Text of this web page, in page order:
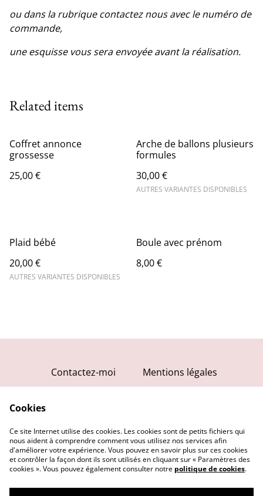
ou dans la rubrique contactez nous avec le numéro de
commande,
une esquisse vous sera envoyée avant la réalisation.
Related items
Coffret annonce
grossesse
25,00 €
Arche de ballons plusieurs
formules
30,00 €
AUTRES VARIANTES DISPONIBLES
Plaid bébé
20,00 €
AUTRES VARIANTES DISPONIBLES
Boule avec prénom
8,00 €
Contactez-moi Mentions légales
Politique de cookies
Cookies
Ce site Internet utilise des cookies. Les cookies sont de petits fichiers qui
nous aident à comprendre comment vous utilisez nos services afin
d'améliorer votre expérience. Vous pouvez en savoir plus sur ces cookies
et contrôler la façon dont ils sont utilisés en cliquant sur « Paramètres des
cookies ». Vous pouvez également consulter notre politique de cookies.